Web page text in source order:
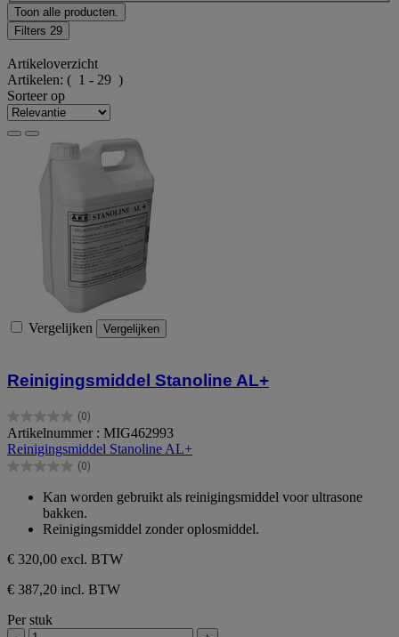
Toon alle producten.
Filters 29
Artikeloverzicht
Artikelen: ( 1 - 29 )
Sorteer op
Vergelijken Vergelijken
Reinigingsmiddel Stanoline AL+
(0)
0.0
van
de
5
Artikelnummer : MIG462993
Reinigingsmiddel Stanoline AL+
(0)
0.0
sterren.
Kan worden gebruikt als reinigingsmiddel voor ultrasone
bakken.
Reinigingsmiddel zonder oplosmiddel.
€ 320,00 excl. BTW
€ 387,20 incl. BTW
Per stuk